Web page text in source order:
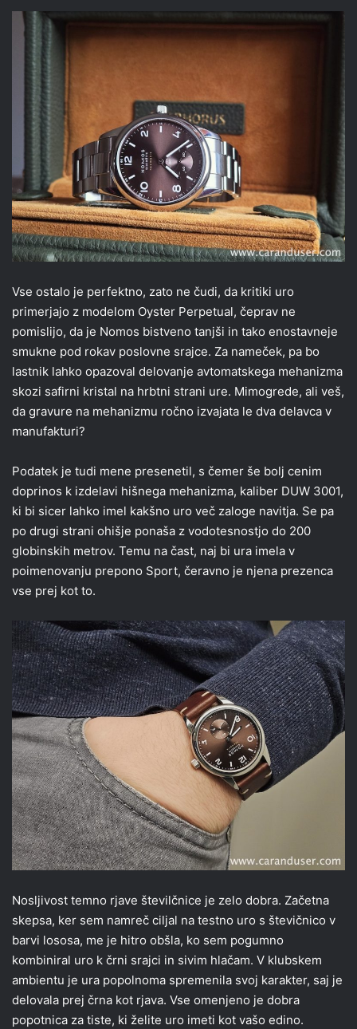
Vse ostalo je perfektno, zato ne čudi, da kritiki uro
primerjajo z modelom Oyster Perpetual, čeprav ne
pomislijo, da je Nomos bistveno tanjši in tako enostavneje
smukne pod rokav poslovne srajce. Za nameček, pa bo
lastnik lahko opazoval delovanje avtomatskega mehanizma
skozi safirni kristal na hrbtni strani ure. Mimogrede, ali veš,
da gravure na mehanizmu ročno izvajata le dva delavca v
manufakturi?
Podatek je tudi mene presenetil, s čemer še bolj cenim
doprinos k izdelavi hišnega mehanizma, kaliber DUW 3001,
ki bi sicer lahko imel kakšno uro več zaloge navitja. Se pa
po drugi strani ohišje ponaša z vodotesnostjo do 200
globinskih metrov. Temu na čast, naj bi ura imela v
poimenovanju prepono Sport, čeravno je njena prezenca
vse prej kot to.
Nosljivost temno rjave številčnice je zelo dobra. Začetna
skepsa, ker sem namreč ciljal na testno uro s števičnico v
barvi lososa, me je hitro obšla, ko sem pogumno
kombiniral uro k črni srajci in sivim hlačam. V klubskem
ambientu je ura popolnoma spremenila svoj karakter, saj je
delovala prej črna kot rjava. Vse omenjeno je dobra
popotnica za tiste, ki želite uro imeti kot vašo edino.